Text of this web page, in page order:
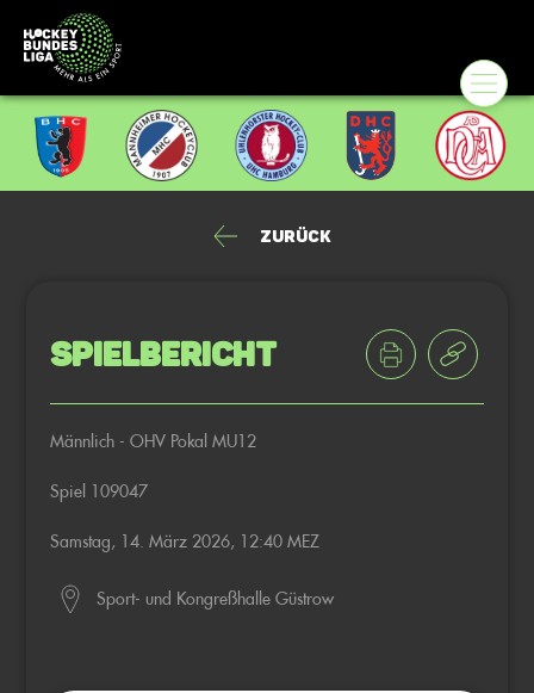
Zurück
Spielbericht
Männlich - OHV Pokal MU12
Spiel 109047
Samstag, 14. März 2026, 12:40 MEZ
Sport- und Kongreßhalle Güstrow